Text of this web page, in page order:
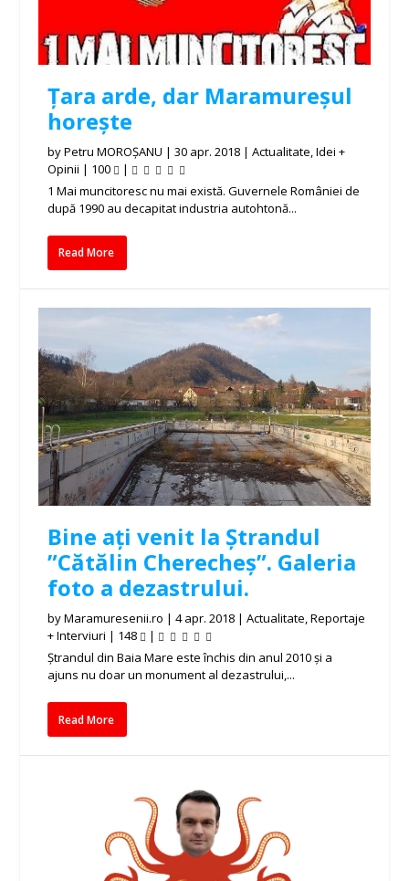
Țara arde, dar Maramureșul
horește
byPetru MOROȘANU |30 apr. 2018 |Actualitate ,Idei +
Opinii | 100
|
1 Mai muncitoresc nu mai există. Guvernele României de
după 1990 au decapitat industria autohtonă...
Read More
Bine ați venit la Ștrandul
”Cătălin Cherecheș”. Galeria
foto a dezastrului.
byMaramuresenii.ro |4 apr. 2018 |Actualitate,Reportaje
+ Interviuri | 148
|
Ștrandul din Baia Mare este închis din anul 2010 și a
ajuns nu doar un monument al dezastrului,...
Read More